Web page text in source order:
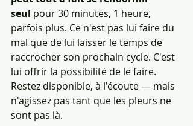
seul pour 30 minutes, 1 heure,
parfois plus. Ce n'est pas lui faire du
mal que de lui laisser le temps de
raccrocher son prochain cycle. C'est
lui offrir la possibilité de le faire.
Restez disponible, à l'écoute — mais
n'agissez pas tant que les pleurs ne
sont pas là.